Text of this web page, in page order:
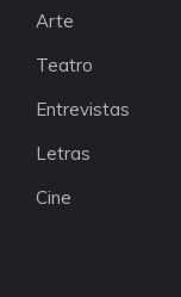
Arte
Teatro
Entrevistas
Letras
Cine